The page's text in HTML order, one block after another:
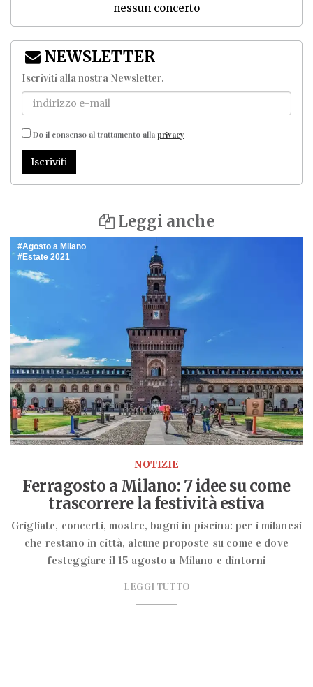
nessun concerto
NEWSLETTER
Iscriviti alla nostra Newsletter.
Do il consenso al trattamento alla privacy
Iscriviti
Leggi anche
Agosto a Milano
Estate 2021
NOTIZIE
Ferragosto a Milano: 7 idee su come
trascorrere la festività estiva
Grigliate, concerti, mostre, bagni in piscina: per i milanesi
che restano in città, alcune proposte su come e dove
festeggiare il 15 agosto a Milano e dintorni
LEGGI TUTTO